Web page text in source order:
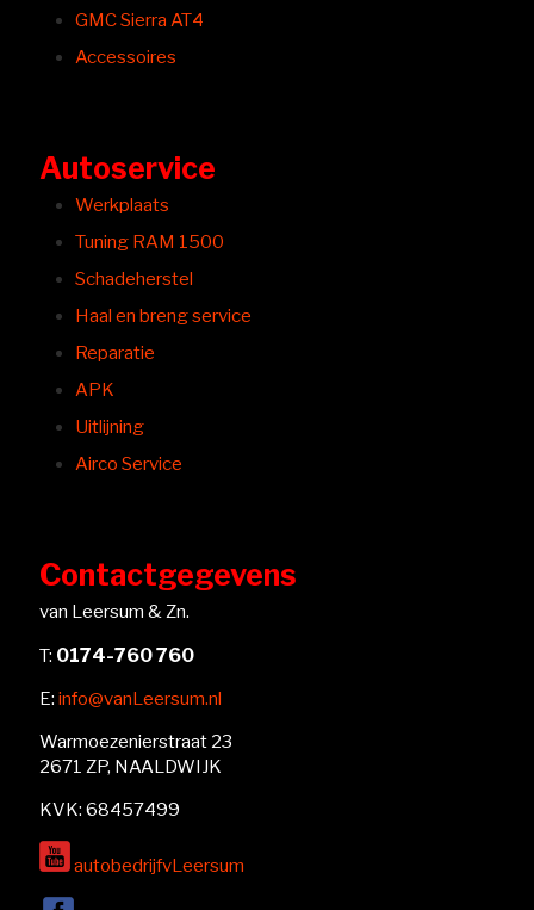
GMC Sierra AT4
Accessoires
Autoservice
Werkplaats
Tuning RAM 1500
Schadeherstel
Haal en breng service
Reparatie
APK
Uitlijning
Airco Service
Contactgegevens
van Leersum & Zn.
T: 0174-760 760
E: info@vanLeersum.nl
Warmoezenierstraat 23
2671 ZP, NAALDWIJK
KVK: 68457499
autobedrijfvLeersum